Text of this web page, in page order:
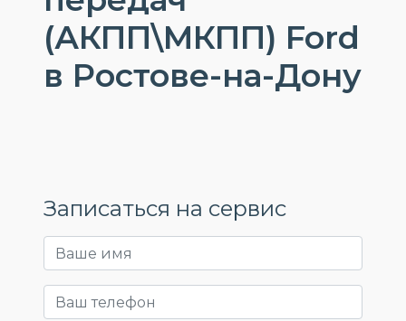
(АКПП\МКПП) Ford
в Ростове-на-Дону
Записаться на сервис